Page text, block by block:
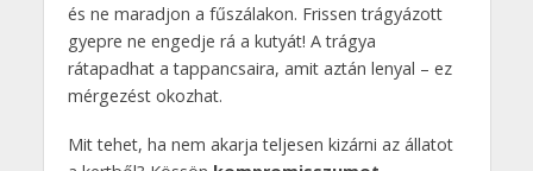
és ne maradjon a fűszálakon. Frissen trágyázott
gyepre ne engedje rá a kutyát! A trágya
rátapadhat a tappancsaira, amit aztán lenyal – ez
mérgezést okozhat.
Mit tehet, ha nem akarja teljesen kizárni az állatot